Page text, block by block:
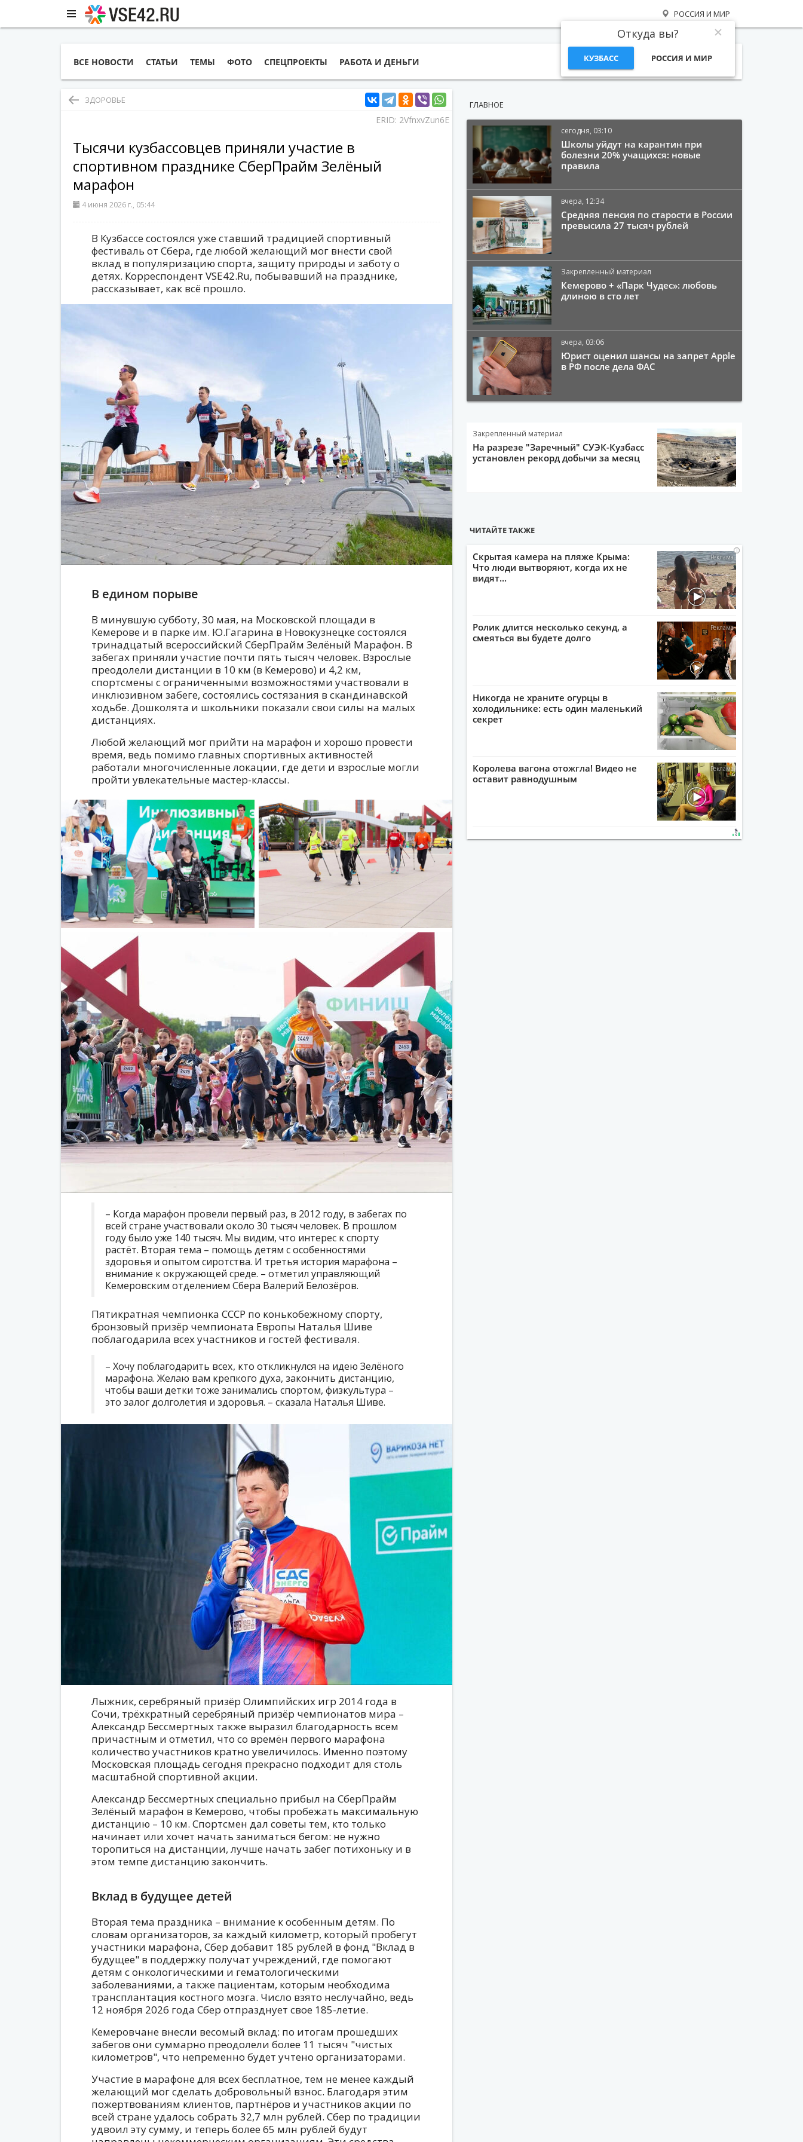
РОССИЯ И МИР
Откуда вы?
КУЗБАСС РОССИЯ И МИР
ВСЕ НОВОСТИ СТАТЬИ ТЕМЫ ФОТО СПЕЦПРОЕКТЫ РАБОТА И ДЕНЬГИ
ЗДОРОВЬЕ
ERID: 2VfnxvZun6E
Тысячи кузбассовцев приняли участие в
спортивном празднике СберПрайм Зелёный
марафон
4 июня 2026 г., 05:44
В Кузбассе состоялся уже ставший традицией спортивный
фестиваль от Сбера, где любой желающий мог внести свой
вклад в популяризацию спорта, защиту природы и заботу о
детях. Корреспондент VSE42.Ru, побывавший на празднике,
рассказывает, как всё прошло.
В едином порыве
В минувшую субботу, 30 мая, на Московской площади в
Кемерове и в парке им. Ю.Гагарина в Новокузнецке состоялся
тринадцатый всероссийский СберПрайм Зелёный Марафон. В
забегах приняли участие почти пять тысяч человек. Взрослые
преодолели дистанции в 10 км (в Кемерово) и 4,2 км,
спортсмены с ограниченными возможностями участвовали в
инклюзивном забеге, состоялись состязания в скандинавской
ходьбе. Дошколята и школьники показали свои силы на малых
дистанциях.
Любой желающий мог прийти на марафон и хорошо провести
время, ведь помимо главных спортивных активностей
работали многочисленные локации, где дети и взрослые могли
пройти увлекательные мастер-классы.
– Когда марафон провели первый раз, в 2012 году, в забегах по
всей стране участвовали около 30 тысяч человек. В прошлом
году было уже 140 тысяч. Мы видим, что интерес к спорту
растёт. Вторая тема – помощь детям с особенностями
здоровья и опытом сиротства. И третья история марафона –
внимание к окружающей среде. – отметил управляющий
Кемеровским отделением Сбера Валерий Белозёров.
Пятикратная чемпионка СССР по конькобежному спорту,
бронзовый призёр чемпионата Европы Наталья Шиве
поблагодарила всех участников и гостей фестиваля.
– Хочу поблагодарить всех, кто откликнулся на идею Зелёного
марафона. Желаю вам крепкого духа, закончить дистанцию,
чтобы ваши детки тоже занимались спортом, физкультура –
это залог долголетия и здоровья. – сказала Наталья Шиве.
Лыжник, серебряный призёр Олимпийских игр 2014 года в
Сочи, трёхкратный серебряный призёр чемпионатов мира –
Александр Бессмертных также выразил благодарность всем
причастным и отметил, что со времён первого марафона
количество участников кратно увеличилось. Именно поэтому
Московская площадь сегодня прекрасно подходит для столь
масштабной спортивной акции.
Александр Бессмертных специально прибыл на СберПрайм
Зелёный марафон в Кемерово, чтобы пробежать максимальную
дистанцию – 10 км. Спортсмен дал советы тем, кто только
начинает или хочет начать заниматься бегом: не нужно
торопиться на дистанции, лучше начать забег потихоньку и в
этом темпе дистанцию закончить.
Вклад в будущее детей
Вторая тема праздника – внимание к особенным детям. По
словам организаторов, за каждый километр, который пробегут
участники марафона, Сбер добавит 185 рублей в фонд "Вклад в
будущее" в поддержку получат учреждений, где помогают
детям с онкологическими и гематологическими
заболеваниями, а также пациентам, которым необходима
трансплантация костного мозга. Число взято неслучайно, ведь
12 ноября 2026 года Сбер отпразднует свое 185-летие.
Кемеровчане внесли весомый вклад: по итогам прошедших
забегов они суммарно преодолели более 11 тысяч "чистых
километров", что непременно будет учтено организаторами.
Участие в марафоне для всех бесплатное, тем не менее каждый
желающий мог сделать добровольный взнос. Благодаря этим
пожертвованиям клиентов, партнёров и участников акции по
всей стране удалось собрать 32,7 млн рублей. Сбер по традиции
удвоил эту сумму, и теперь более 65 млн рублей будут
ГЛАВНОЕ
сегодня, 03:10
Школы уйдут на карантин при
болезни 20% учащихся: новые
правила
вчера, 12:34
Средняя пенсия по старости в России
превысила 27 тысяч рублей
Закрепленный материал
Кемерово + «Парк Чудес»: любовь
длиною в сто лет
вчера, 03:06
Юрист оценил шансы на запрет Apple
в РФ после дела ФАС
Закрепленный материал
На разрезе "Заречный" СУЭК-Кузбасс
установлен рекорд добычи за месяц
ЧИТАЙТЕ ТАКЖЕ
i
Скрытая камера на пляже Крыма:
Что люди вытворяют, когда их не
видят...
i
Ролик длится несколько секунд, а
смеяться вы будете долго
i
Никогда не храните огурцы в
холодильнике: есть один маленький
секрет
i
Королева вагона отожгла! Видео не
оставит равнодушным